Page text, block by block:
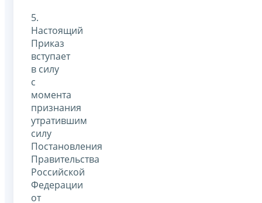
5.
Настоящий
Приказ
вступает
в силу
с
момента
признания
утратившим
силу
Постановления
Правительства
Российской
Федерации
от